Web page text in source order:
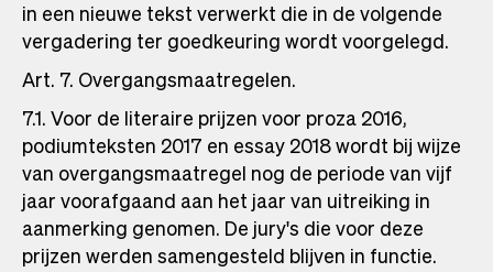
in een nieuwe tekst verwerkt die in de volgende
vergadering ter goedkeuring wordt voorgelegd.
Art. 7. Overgangsmaatregelen.
7.1. Voor de literaire prijzen voor proza 2016,
podiumteksten 2017 en essay 2018 wordt bij wijze
van overgangsmaatregel nog de periode van vijf
jaar voorafgaand aan het jaar van uitreiking in
aanmerking genomen. De jury's die voor deze
prijzen werden samengesteld blijven in functie.